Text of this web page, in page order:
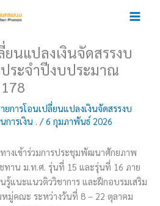
นแปลงเงินจัดสรรงบ
ระจำปีงบประมาณ
ยการโอนเปลี่ยนแปลงเงินจัดสรรงบ
การเงิน . /6 กุมภาพันธ์ 2026
างเข้าร่วมการประชุมพัฒนาศักยภาพ
ทาน ม.ท.ศ. รุ่นที่ 15 และรุ่นที่ 16 ภาย
นรู้แนะแนวติววิชาการ และฝึกอบรมเสริม
มู่คณะ ระหว่างวันที่ 8 – 22 ตุลาคม